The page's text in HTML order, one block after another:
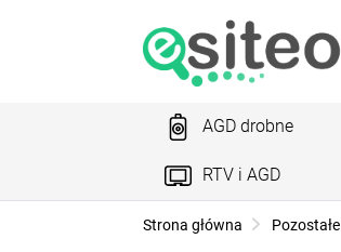
AGD drobne
RTV i AGD
Strona główna Pozostałe